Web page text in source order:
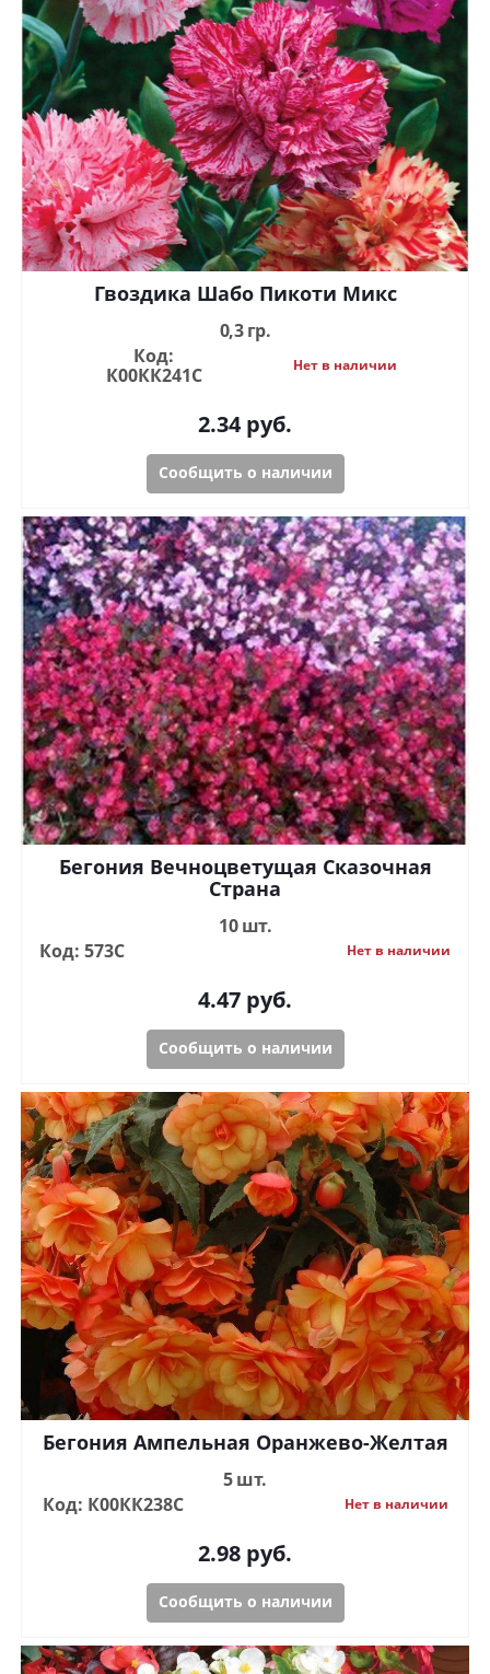
Гвоздика Шабо Пикоти Микс
0,3 гр.
Код:
К00КК241С
Нет в наличии
2.34руб.
Сообщить о наличии
Бегония Вечноцветущая Сказочная
Страна
10 шт.
Код: 573С
Нет в наличии
4.47 руб.
Сообщить о наличии
Бегония Ампельная Оранжево-Желтая
5 шт.
Код: К00КК238С
Нет в наличии
2.98 руб.
Сообщить о наличии